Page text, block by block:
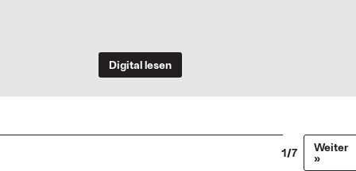
Digital lesen
1/7
Weiter
»